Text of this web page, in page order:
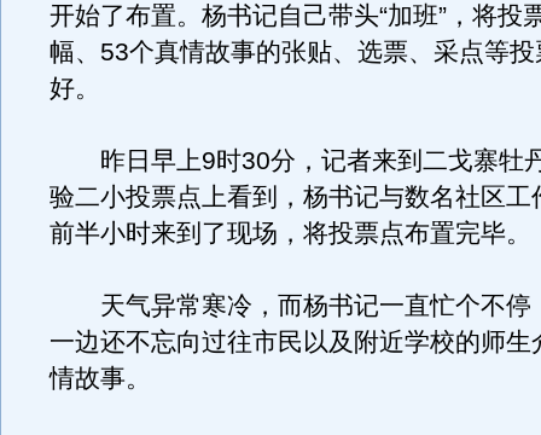
开始了布置。杨书记自己带头“加班”，将投
幅、53个真情故事的张贴、选票、采点等
好。
昨日早上9时30分，记者来到二戈寨牡
验二小投票点上看到，杨书记与数名社区工
前半小时来到了现场，将投票点布置完毕。
天气异常寒冷，而杨书记一直忙个不停
一边还不忘向过往市民以及附近学校的师生
情故事。